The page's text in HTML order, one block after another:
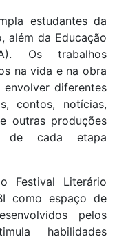
estudantes da
além da Educação
Os trabalhos
na vida e na obra
diferentes
contos, notícias,
outras produções
de cada etapa
Festival Literário
como espaço de
pelos
habilidades